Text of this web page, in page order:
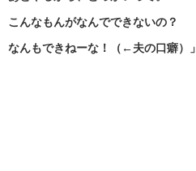
こんなもんがなんでできないの？
なんもできねーな！（←夫の口癖）」